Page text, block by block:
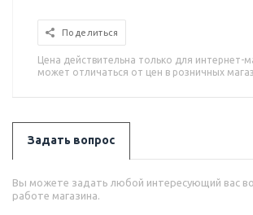
Поделиться
Цена действительна только для интернет-
может отличаться от цен в розничных
Задать вопрос
Вы можете задать любой интересующий вас
работе магазина.